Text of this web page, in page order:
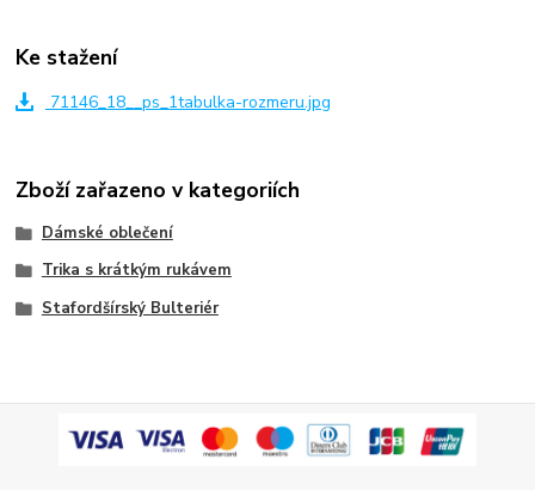
Ke stažení
71146_18__ps_1tabulka-rozmeru.jpg
Zboží zařazeno v kategoriích
Dámské oblečení
Trika s krátkým rukávem
Stafordšírský Bulteriér